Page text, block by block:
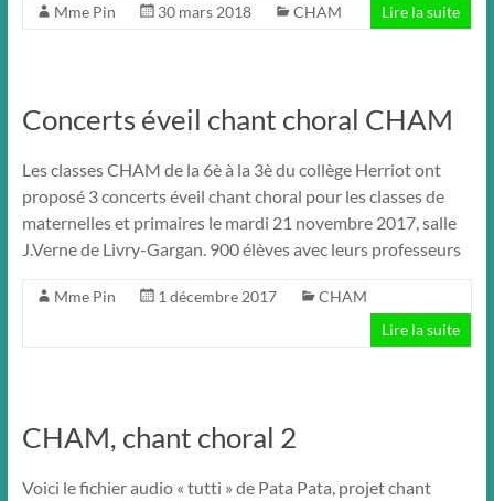
Mme Pin 30 mars 2018 CHAM Lire la suite
Concerts éveil chant choral CHAM
Les classes CHAM de la 6è à la 3è du collège Herriot ont
proposé 3 concerts éveil chant choral pour les classes de
maternelles et primaires le mardi 21 novembre 2017, salle
J.Verne de Livry-Gargan. 900 élèves avec leurs professeurs
Mme Pin 1 décembre 2017
CHAM
Lire la suite
CHAM, chant choral 2
Voici le fichier audio « tutti » de Pata Pata, projet chant